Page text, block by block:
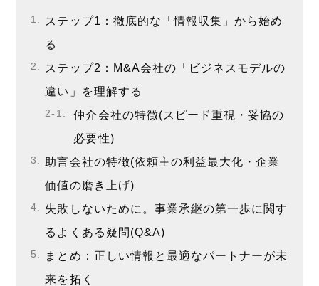
ステップ1：徹底的な「情報収集」から始め
る
ステップ2：M&A会社の「ビジネスモデルの
違い」を理解する
仲介会社の特徴(スピード重視・妥協の
必要性)
助言会社の特徴(依頼主の利益最大化・企業
価値の磨き上げ)
失敗しないために。事業承継の第一歩に関す
るよくある疑問(Q&A)
まとめ：正しい情報と最適なパートナーが未
来を拓く